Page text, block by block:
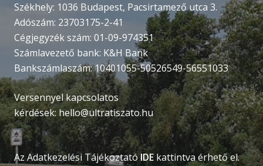
Székhely: 1036 Budapest, Pacsirtamező utca 3.
Adószám: 23703175-2-41
Cégjegyzék szám: 01-09-974351
Számlavezető bank: K&H Bank
Bankszámlaszám: 10401055-50526549-56551033
Versennyel kapcsolatos
kérdések: hello@ultratiszato.hu
Az Adatkezelési Tájékoztató IDE kattintva érhető el.